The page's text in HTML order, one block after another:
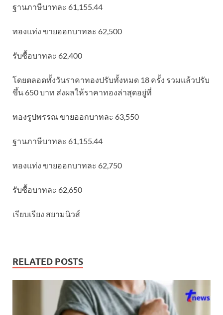
ฐานภาษีบาทละ 61,155.44
ทองแท่ง ขายออกบาทละ 62,500
รับซื้อบาทละ 62,400
โดยตลอดทั้งวันราคาทองปรับทั้งหมด 18 ครั้ง รวมแล้วปรับ
ขึ้น 650 บาท ส่งผลให้ราคาทองล่าสุดอยู่ที่
ทองรูปพรรณ ขายออกบาทละ 63,550
ฐานภาษีบาทละ 61,155.44
ทองแท่ง ขายออกบาทละ 62,750
รับซื้อบาทละ 62,650
เรียบเรียง สยามนิวส์
RELATED POSTS